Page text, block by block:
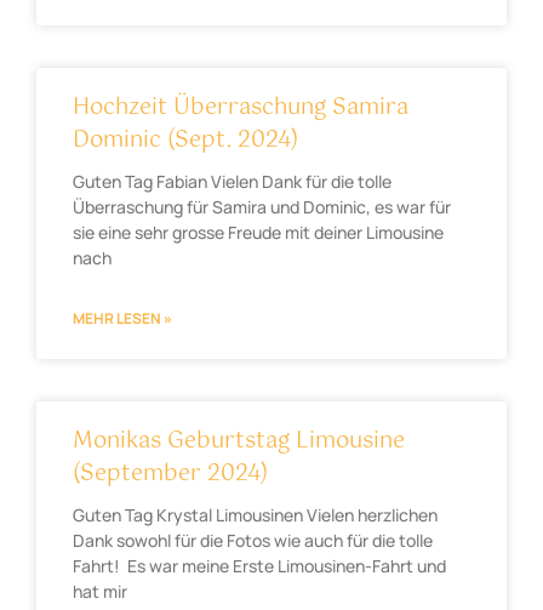
Hochzeit Überraschung Samira
Dominic (Sept. 2024)
Guten Tag Fabian Vielen Dank für die tolle
Überraschung für Samira und Dominic, es war für
sie eine sehr grosse Freude mit deiner Limousine
nach
MEHR LESEN »
Monikas Geburtstag Limousine
(September 2024)
Guten Tag Krystal Limousinen Vielen herzlichen
Dank sowohl für die Fotos wie auch für die tolle
Fahrt! Es war meine Erste Limousinen-Fahrt und
hat mir